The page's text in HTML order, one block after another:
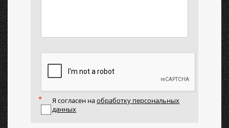
Я согласен наобработку персональных
данных